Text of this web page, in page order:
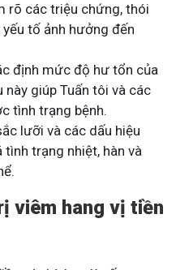
rõ các triệu chứng, thói
tố ảnh hưởng đến
định mức độ hư tổn của
này giúp Tuấn tôi và các
tình trạng bệnh.
lưỡi và các dấu hiệu
trạng nhiệt, hàn và
viêm hang vị tiền